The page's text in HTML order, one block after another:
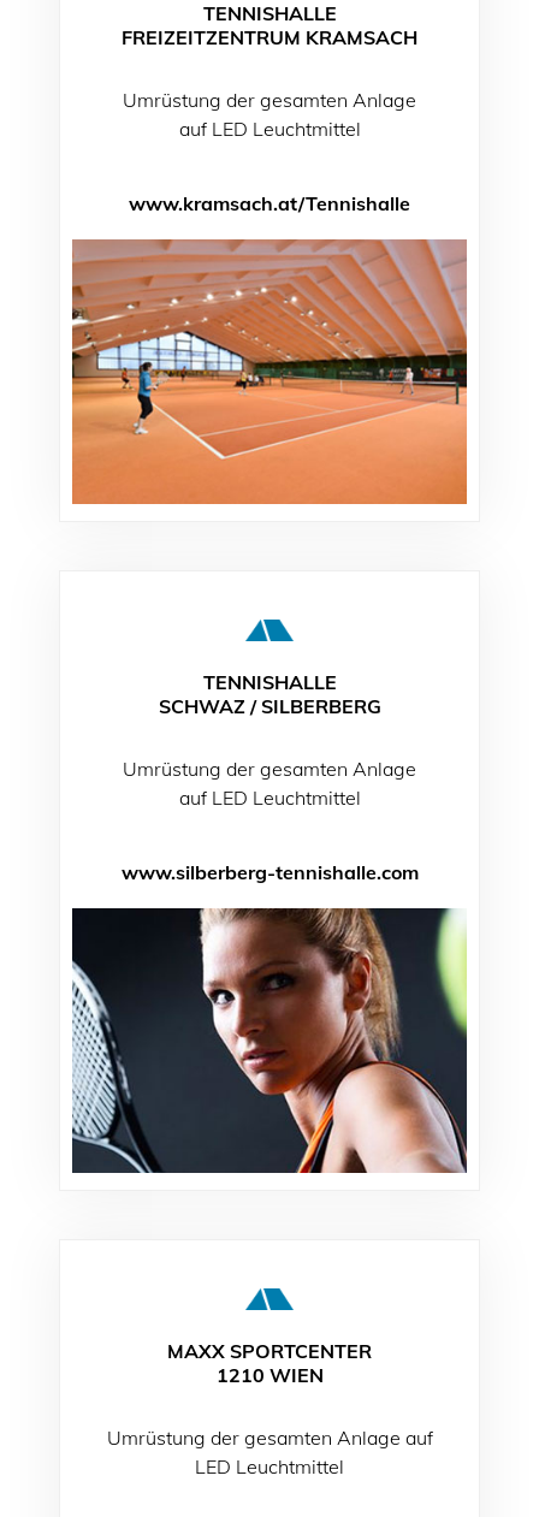
TENNISHALLE
FREIZEITZENTRUM KRAMSACH
Umrüstung der gesamten Anlage
auf LED Leuchtmittel
www.kramsach.at/Tennishalle
TENNISHALLE
SCHWAZ / SILBERBERG
Umrüstung der gesamten Anlage
auf LED Leuchtmittel
www.silberberg-tennishalle.com
MAXX SPORTCENTER
1210 WIEN
Umrüstung der gesamten Anlage auf
LED Leuchtmittel